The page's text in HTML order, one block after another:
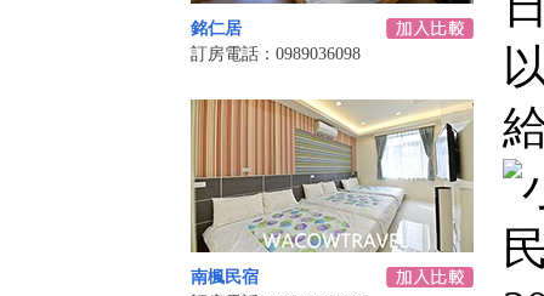
銘仁居
訂房電話：0989036098
南楓民宿